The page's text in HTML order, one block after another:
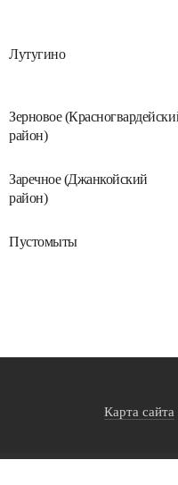
Лутугино
Зерновое
район)
Заречное (Джанкойский
район)
Пустомыты
Карта сайта